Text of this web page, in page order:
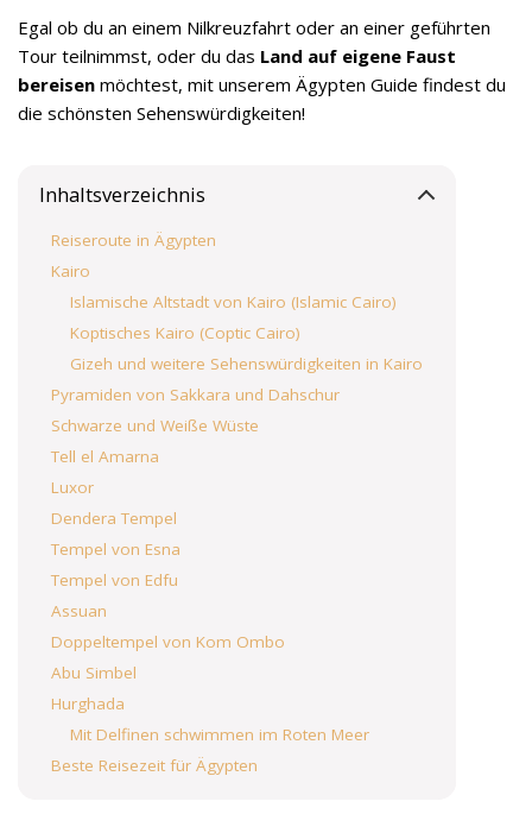
Egal ob du an einem Nilkreuzfahrt oder an einer geführten
Tour teilnimmst, oder du das Land auf eigene Faust
bereisen möchtest, mit unserem Ägypten Guide findest du
die schönsten Sehenswürdigkeiten!
Inhaltsverzeichnis
Reiseroute in Ägypten
Kairo
Islamische Altstadt von Kairo (Islamic Cairo)
Koptisches Kairo (Coptic Cairo)
Gizeh und weitere Sehenswürdigkeiten in Kairo
Pyramiden von Sakkara und Dahschur
Schwarze und Weiße Wüste
Tell el Amarna
Luxor
Dendera Tempel
Tempel von Esna
Tempel von Edfu
Assuan
Doppeltempel von Kom Ombo
Abu Simbel
Hurghada
Mit Delfinen schwimmen im Roten Meer
Beste Reisezeit für Ägypten